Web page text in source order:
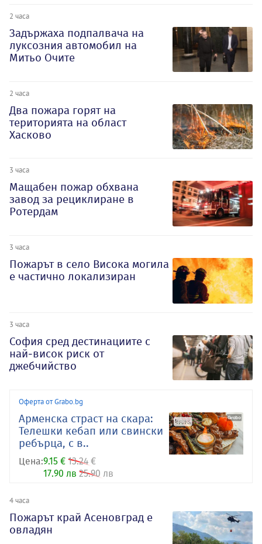
2 часа
Задържаха подпалвача на
луксозния автомобил на
Митьо Очите
2 часа
Два пожара горят на
територията на област
Хасково
3 часа
Мащабен пожар обхвана
завод за рециклиране в
Ротердам
3 часа
Пожарът в село Висока могила
е частично локализиран
3 часа
София сред дестинациите с
най-висок риск от
джебчийство
Оферта от Grabo.bg
Арменска страст на скара:
Телешки кебап или свински
ребърца, с в..
Цена:9.15 € 13.24 €
17.90 лв 25.90 лв
4 часа
Пожарът край Асеновград е
овладян